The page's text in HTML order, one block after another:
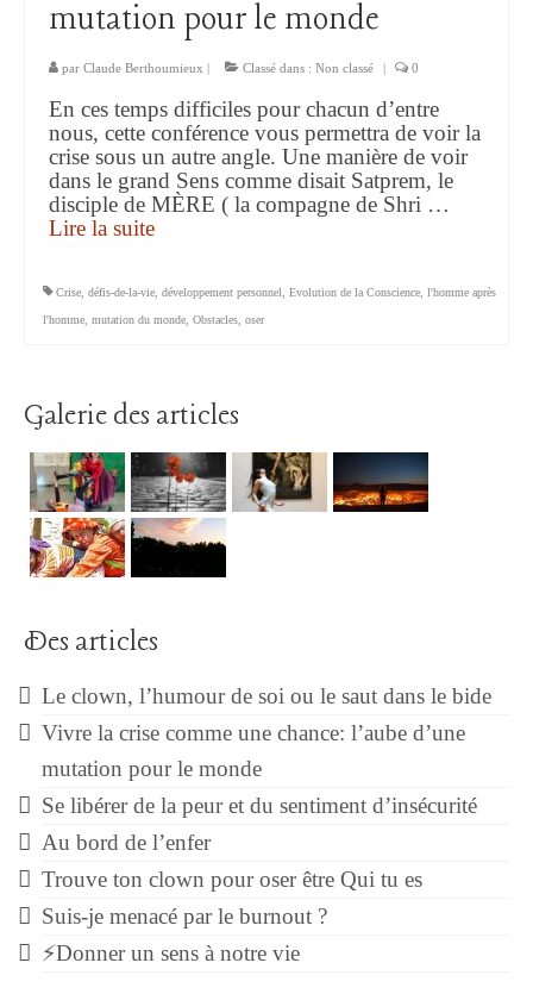
mutation pour le monde
par Claude Berthoumieux | Classé dans : Non classé | 0
En ces temps difficiles pour chacun d’entre
nous, cette conférence vous permettra de voir la
crise sous un autre angle. Une manière de voir
dans le grand Sens comme disait Satprem, le
disciple de MÈRE ( la compagne de Shri …
Lire la suite­­
Crise défis-de-la-vie développement personnel Evolution de la Conscience l'homme après
l'homme mutation du monde Obstacles oser
Galerie des articles
Des articles
Le clown, l’humour de soi ou le saut dans le bide
Vivre la crise comme une chance: l’aube d’une
mutation pour le monde
Se libérer de la peur et du sentiment d’insécurité
Au bord de l’enfer
Trouve ton clown pour oser être Qui tu es
Suis-je menacé par le burnout ?
⚡Donner un sens à notre vie